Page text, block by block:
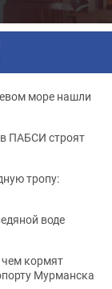
море нашли
ПАБСИ строят
тропу:
воде
чем кормят
Мурманска